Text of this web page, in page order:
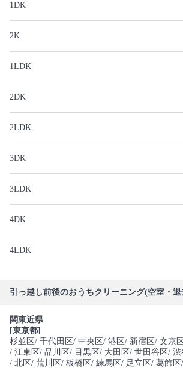
1DK
2K
1LDK
2DK
2LDK
3DK
3LDK
4DK
4LDK
引っ越し前後のおうちクリーニング(空室・
関東近県
[東京都]
杉並区/ 千代田区/ 中央区/ 港区/ 新宿区/ 文京区
/ 江東区/ 品川区/ 目黒区/ 大田区/ 世田谷区/ 渋
/ 北区/ 荒川区/ 板橋区/ 練馬区/ 足立区/ 葛飾区